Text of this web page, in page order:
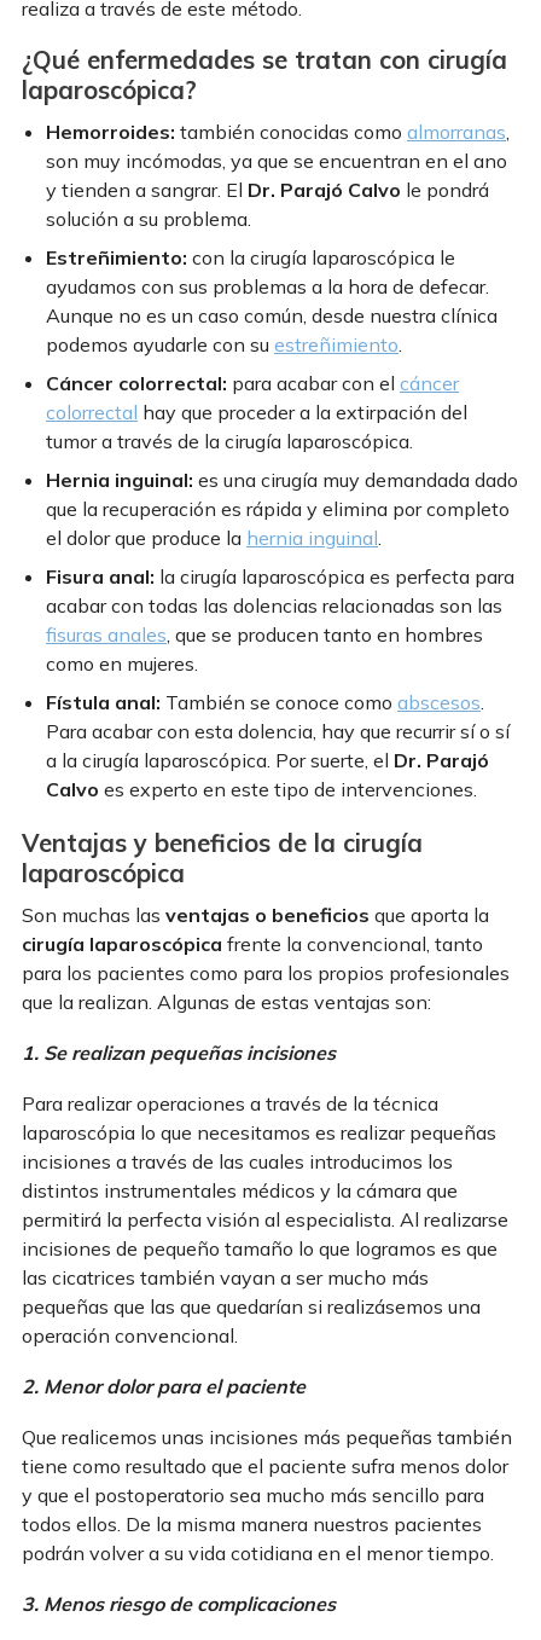
realiza a través de este método.
¿Qué enfermedades se tratan con cirugía
laparoscópica?
Hemorroides: también conocidas como almorranas
son muy incómodas, ya que se encuentran en el ano
y tienden a sangrar. El Dr. Parajó Calvo le pondrá
solución a su problema.
Estreñimiento: con la cirugía laparoscópica le
ayudamos con sus problemas a la hora de defecar.
Aunque no es un caso común, desde nuestra clínica
podemos ayudarle con su estreñimiento
Cáncer colorrectal: para acabar con el cáncer
colorrectal hay que proceder a la extirpación del
tumor a través de la cirugía laparoscópica.
Hernia inguinal: es una cirugía muy demandada dado
que la recuperación es rápida y elimina por completo
el dolor que produce la hernia inguinal
Fisura anal: la cirugía laparoscópica es perfecta para
acabar con todas las dolencias relacionadas son las
fisuras anales , que se producen tanto en hombres
como en mujeres.
Fístula anal: También se conoce como abscesos
Para acabar con esta dolencia, hay que recurrir sí o sí
a la cirugía laparoscópica. Por suerte, el Dr. Parajó
Calvo es experto en este tipo de intervenciones.
Ventajas y beneficios de la cirugía
laparoscópica
Son muchas las ventajas o beneficios que aporta la
cirugía laparoscópica frente la convencional, tanto
para los pacientes como para los propios profesionales
que la realizan. Algunas de estas ventajas son:
1. Se realizan pequeñas incisiones
Para realizar operaciones a través de la técnica
laparoscópia lo que necesitamos es realizar pequeñas
incisiones a través de las cuales introducimos los
distintos instrumentales médicos y la cámara que
permitirá la perfecta visión al especialista. Al realizarse
incisiones de pequeño tamaño lo que logramos es que
las cicatrices también vayan a ser mucho más
pequeñas que las que quedarían si realizásemos una
operación convencional.
2. Menor dolor para el paciente
Que realicemos unas incisiones más pequeñas también
tiene como resultado que el paciente sufra menos dolor
y que el postoperatorio sea mucho más sencillo para
todos ellos. De la misma manera nuestros pacientes
podrán volver a su vida cotidiana en el menor tiempo.
3. Menos riesgo de complicaciones